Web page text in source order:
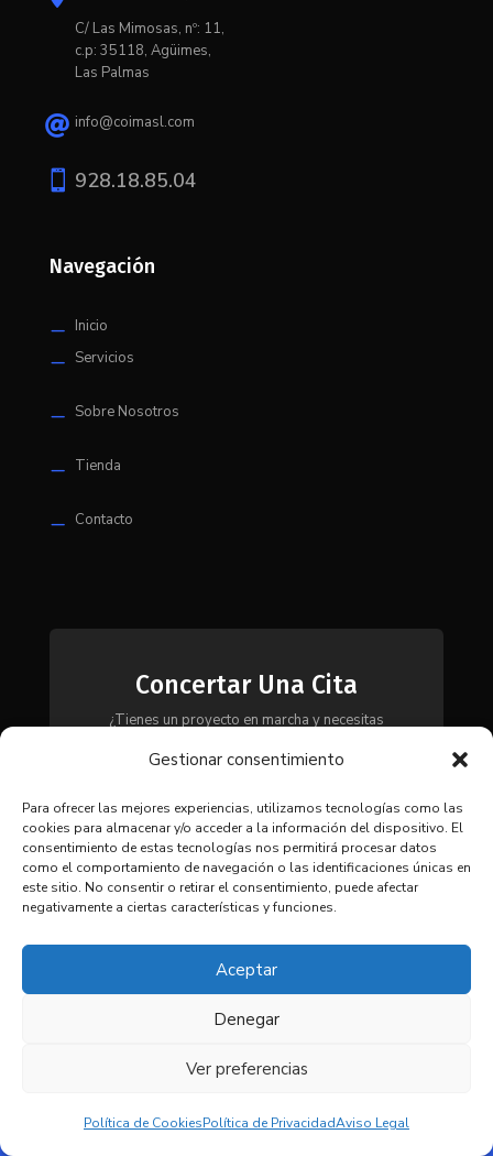
Gestionar consentimiento
Para ofrecer las mejores experiencias, utilizamos tecnologías como las
cookies para almacenar y/o acceder a la información del dispositivo. El
consentimiento de estas tecnologías nos permitirá procesar datos
como el comportamiento de navegación o las identificaciones únicas en
este sitio. No consentir o retirar el consentimiento, puede afectar
negativamente a ciertas características y funciones.
Aceptar
Denegar
Ver preferencias
Política de CookiesPolítica de PrivacidadAviso Legal
C/ Las Mimosas, nº: 11,
c.p: 35118, Agüimes,
Las Palmas
 info@coimasl.com
 928.18.85.04
Navegación
K Inicio
K Servicios
K Sobre Nosotros
K Tienda
K Contacto
Concertar Una Cita
¿Tienes un proyecto en marcha y necesitas
contacto con nosotros y te asesoraremos para
necesidades.
CONTACTAR
© 2025 Coima SL. Todos los
derechos reservados. |Aviso
Política de cookies|